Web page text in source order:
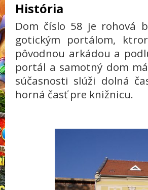
História
Dom číslo 58 je rohová
gotickým portálom,
pôvodnou arkádou a
portál a samotný dom
súčasnosti slúži dolná
horná časť pre knižnicu.